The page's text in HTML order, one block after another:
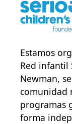
Estamos
Red infantil
Newman,
comunidad
programas
forma